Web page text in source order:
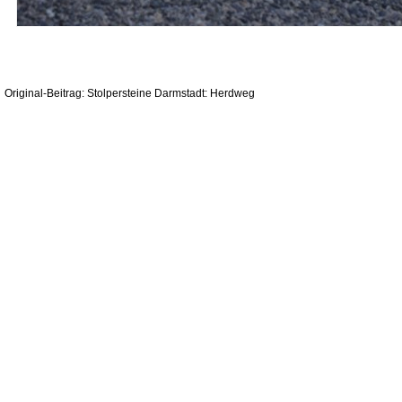
Original-Beitrag: Stolpersteine Darmstadt: Herdweg